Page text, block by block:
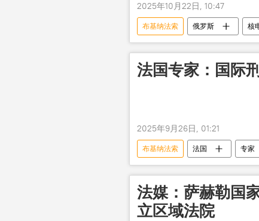
2025年10月22日, 10:47
布基纳法索 俄罗斯 核
法国专家：国际
2025年9月26日, 01:21
布基纳法索 法国 专家
法媒：萨赫勒国
立区域法院